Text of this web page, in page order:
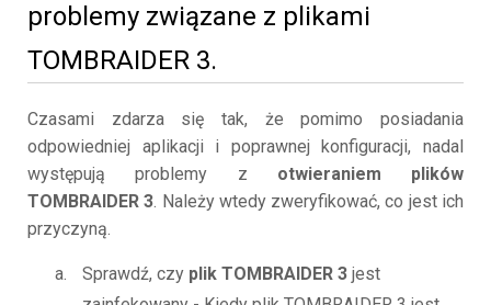
problemy związane z plikami
TOMBRAIDER 3.
Czasami zdarza się tak, że pomimo posiadania
odpowiedniej aplikacji i poprawnej konfiguracji, nadal
występują problemy z otwieraniem plików
TOMBRAIDER 3. Należy wtedy zweryfikować, co jest ich
przyczyną.
Sprawdź, czy plik TOMBRAIDER 3 jest